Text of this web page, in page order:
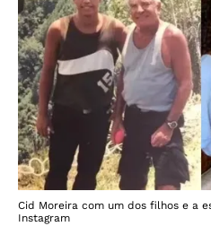
Cid Moreira com um dos filhos e a
Instagram